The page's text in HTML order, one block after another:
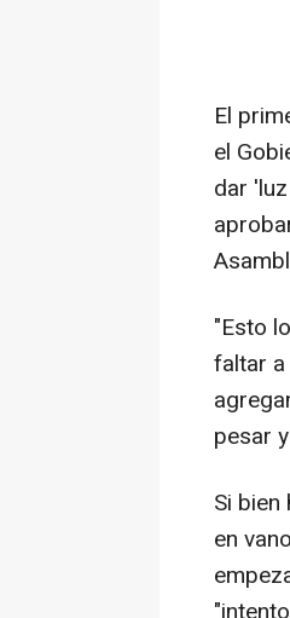
El
el
dar
"Esto
faltar
pesar
Si
en